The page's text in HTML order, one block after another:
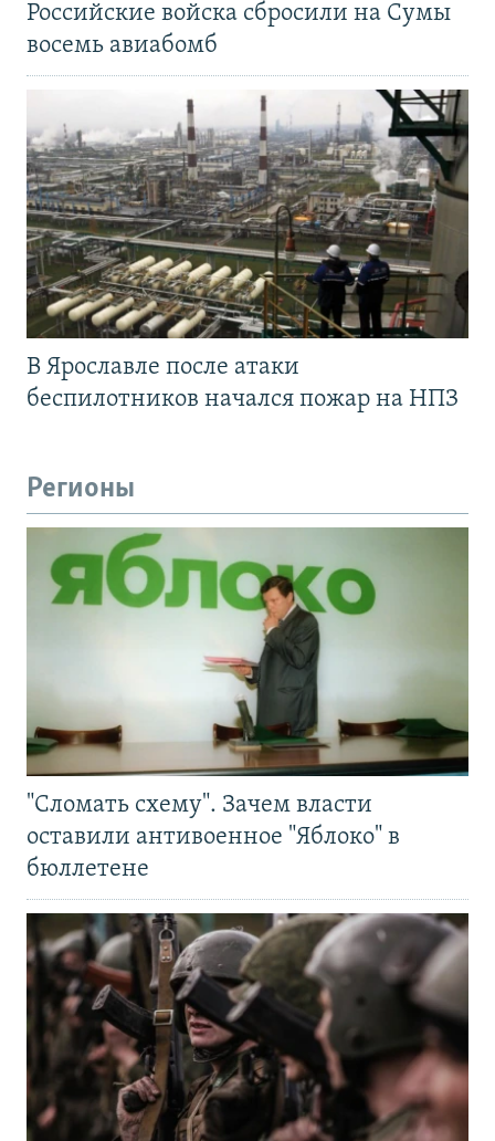
Российские войска сбросили на Сумы
восемь авиабомб
В Ярославле после атаки
беспилотников начался пожар на НПЗ
Регионы
"Сломать схему". Зачем власти
оставили антивоенное "Яблоко" в
бюллетене